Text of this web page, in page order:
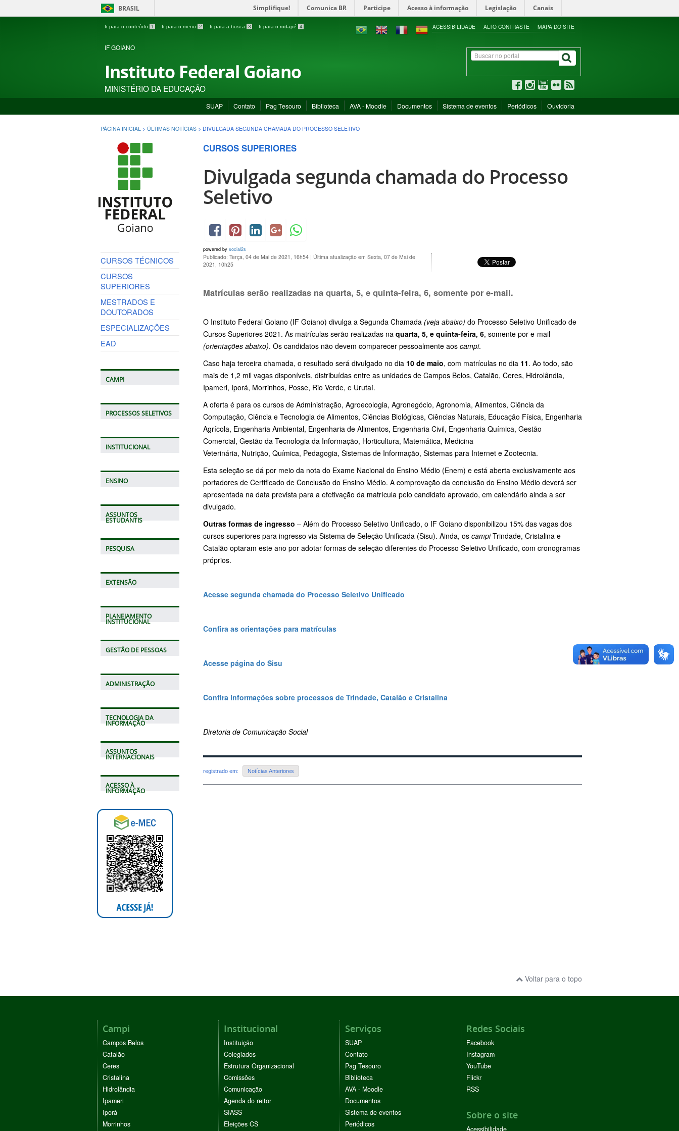
BRASIL Simplifique! Comunica BR Participe Acesso à informação Legislação Canais
Ir para o conteúdo 1 Ir para o menu 2 Ir para a busca 3 Ir para o rodapé 4 ACESSIBILIDADE ALTO CONTRASTE MAPA DO SITE
IF GOIANO
Instituto Federal Goiano
MINISTÉRIO DA EDUCAÇÃO
SUAP Contato Pag Tesouro Biblioteca AVA - Moodle Documentos Sistema de eventos Periódicos Ouvidoria
PÁGINA INICIAL > ÚLTIMAS NOTÍCIAS > DIVULGADA SEGUNDA CHAMADA DO PROCESSO SELETIVO
CURSOS TÉCNICOS
CURSOS
SUPERIORES
MESTRADOS E
DOUTORADOS
ESPECIALIZAÇÕES
EAD
CAMPI
PROCESSOS SELETIVOS
INSTITUCIONAL
ENSINO
ASSUNTOS
ESTUDANTIS
PESQUISA
EXTENSÃO
PLANEJAMENTO
INSTITUCIONAL
GESTÃO DE PESSOAS
ADMINISTRAÇÃO
TECNOLOGIA DA
INFORMAÇÃO
ASSUNTOS
INTERNACIONAIS
ACESSO À
INFORMAÇÃO
CURSOS SUPERIORES
Divulgada segunda chamada do Processo
Seletivo
powered by social2s
Publicado: Terça, 04 de Mai de 2021, 16h54 | Última atualização em Sexta, 07 de Mai de
2021, 10h25
Matrículas serão realizadas na quarta, 5, e quinta-feira, 6, somente por e-mail.
O Instituto Federal Goiano (IF Goiano) divulga a Segunda Chamada (veja abaixo) do Processo Seletivo Unificado de
Cursos Superiores 2021. As matrículas serão realizadas na quarta, 5, e quinta-feira, 6, somente por e-mail
(orientações abaixo). Os candidatos não devem comparecer pessoalmente aos campi.
Caso haja terceira chamada, o resultado será divulgado no dia 10 de maio, com matrículas no dia 11. Ao todo, são
mais de 1,2 mil vagas disponíveis, distribuídas entre as unidades de Campos Belos, Catalão, Ceres, Hidrolândia,
Ipameri, Iporá, Morrinhos, Posse, Rio Verde, e Urutaí.
A oferta é para os cursos de Administração, Agroecologia, Agronegócio, Agronomia, Alimentos, Ciência da
Computação, Ciência e Tecnologia de Alimentos, Ciências Biológicas, Ciências Naturais, Educação Física, Engenharia
Agrícola, Engenharia Ambiental, Engenharia de Alimentos, Engenharia Civil, Engenharia Química, Gestão
Comercial, Gestão da Tecnologia da Informação, Horticultura, Matemática, Medicina
Veterinária, Nutrição, Química, Pedagogia, Sistemas de Informação, Sistemas para Internet e Zootecnia.
Esta seleção se dá por meio da nota do Exame Nacional do Ensino Médio (Enem) e está aberta exclusivamente aos
portadores de Certificado de Conclusão do Ensino Médio. A comprovação da conclusão do Ensino Médio deverá ser
apresentada na data prevista para a efetivação da matrícula pelo candidato aprovado, em calendário ainda a ser
divulgado.
Outras formas de ingresso – Além do Processo Seletivo Unificado, o IF Goiano disponibilizou 15% das vagas dos
cursos superiores para ingresso via Sistema de Seleção Unificada (Sisu). Ainda, os campiTrindade, Cristalina e
Catalão optaram este ano por adotar formas de seleção diferentes do Processo Seletivo Unificado, com cronogramas
próprios.
Acesse segunda chamada do Processo Seletivo Unificado
Confira as orientações para matrículas
Acesse página do Sisu
Confira informações sobre processos de Trindade, Catalão e Cristalina
Diretoria de Comunicação Social
registrado em: Notícias Anteriores
Voltar para o topo
Campi
Campos Belos
Catalão
Ceres
Cristalina
Hidrolândia
Ipameri
Iporá
Morrinhos
Institucional
Instituição
Colegiados
Estrutura Organizacional
Comissões
Comunicação
Agenda do reitor
SIASS
Eleições CS
Serviços
SUAP
Contato
Pag Tesouro
Biblioteca
AVA - Moodle
Documentos
Sistema de eventos
Periódicos
Redes Sociais
Facebook
Instagram
YouTube
Flickr
RSS
Sobre o site